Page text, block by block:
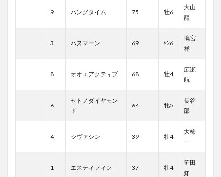
9 ハングタイム 75 牡6
大山
龍
3 ハヌマーン 69 ｾﾝ6
鴨宮
祥
8 オオエアクティブ 68 牡4
広瀬
航
6
セトノダイヤモン
ド
64 牝5
長谷
部
4 シヴァシン 39 牡4
大柿
一
1 エスティフィン 37 牡4
笹田
知